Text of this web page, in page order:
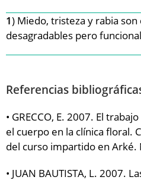
1) Miedo, tristeza y rabia
desagradables pero
Referencias
• GRECCO, E. 2007. El
el cuerpo en la clínica floral.
del curso impartido en
• JUAN BAUTISTA, L. 2007.